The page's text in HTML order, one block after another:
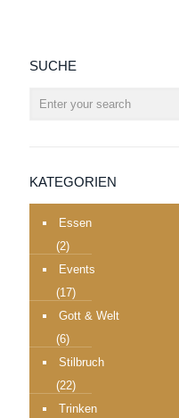
SUCHE
KATEGORIEN
Essen
(2)
Events
(17)
Gott & Welt
(6)
Stilbruch
(22)
Trinken